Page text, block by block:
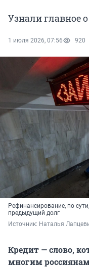
Узнали главное
1 июля 2026, 07:56 920
Рефинансирование, по
предыдущий долг
Источник: Наталья
Кредит — слово,
многим